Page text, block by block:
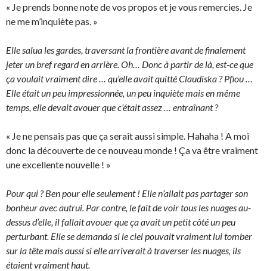
« Je prends bonne note de vos propos et je vous remercies. Je
ne me m’inquiète pas. »
Elle salua les gardes, traversant la frontière avant de finalement
jeter un bref regard en arrière. Oh… Donc à partir de là, est-ce que
ça voulait vraiment dire … qu’elle avait quitté Claudiska ? Pfiou …
Elle était un peu impressionnée, un peu inquiète mais en même
temps, elle devait avouer que c’était assez … entraînant ?
« Je ne pensais pas que ça serait aussi simple. Hahaha ! A moi
donc la découverte de ce nouveau monde ! Ça va être vraiment
une excellente nouvelle ! »
Pour qui ? Ben pour elle seulement ! Elle n’allait pas partager son
bonheur avec autrui. Par contre, le fait de voir tous les nuages au-
dessus d’elle, il fallait avouer que ça avait un petit côté un peu
perturbant. Elle se demanda si le ciel pouvait vraiment lui tomber
sur la tête mais aussi si elle arriverait à traverser les nuages, ils
étaient vraiment haut.